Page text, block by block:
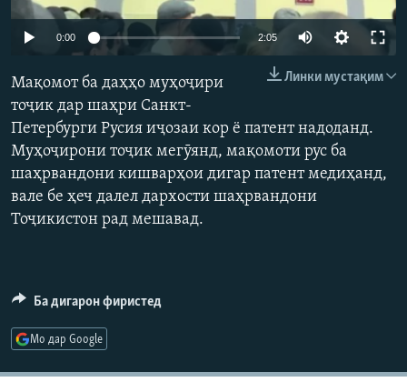
ГУЗОРИШҲОИ РАДИОӢ
Русский
ПАЙГИРӢ КУНЕД
Ҳамаи сомонаҳои RFE/RL
240p 480p
720p
0:00 2:05
480p
720p
Линки мустақим
Мақомот ба даҳҳо муҳоҷири
тоҷик дар шаҳри Санкт-
Петербурги Русия иҷозаи кор ё патент надоданд.
Муҳоҷирони тоҷик мегӯянд, мақомоти рус ба
шаҳрвандони кишварҳои дигар патент медиҳанд,
вале бе ҳеч далел дархости шаҳрвандони
Тоҷикистон рад мешавад.
Ба дигарон фиристед
Мо дар Google